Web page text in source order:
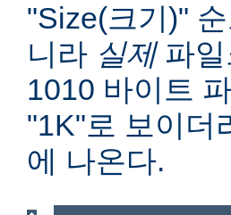
"Size(크기)"
니라 실제파일
1010 바이트
"1K"로 보이더
에 나온다.